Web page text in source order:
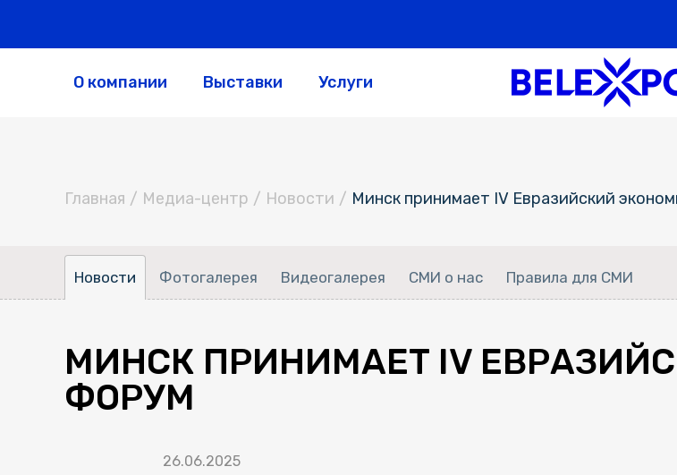
О компании Выставки Услуги
Главная / Медиа-центр / Новости / Минск принимает IV Евразийский
Новости Фотогалерея Видеогалерея СМИ о нас Правила для СМИ
МИНСК ПРИНИМАЕТ IV
ФОРУМ
26.06.2025